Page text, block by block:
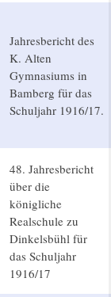
Jahresbericht des
K. Alten
Gymnasiums in
Bamberg für das
Schuljahr 1916/17.
48. Jahresbericht
über die
königliche
Realschule zu
Dinkelsbühl für
das Schuljahr
1916/17